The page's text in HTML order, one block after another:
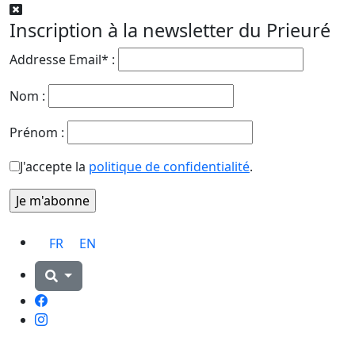
Inscription à la newsletter du Prieuré
Addresse Email* :
Nom :
Prénom :
J'accepte la politique de confidentialité.
FR EN
Facebook
Instagram